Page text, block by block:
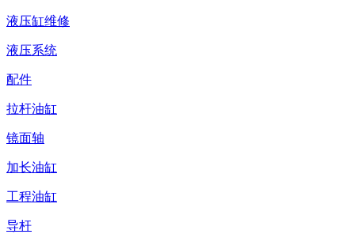
液压缸维修
液压系统
配件
拉杆油缸
镜面轴
加长油缸
工程油缸
导杆